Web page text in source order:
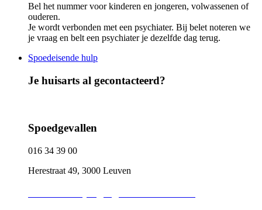
Bel het nummer voor kinderen en jongeren, volwassenen of
ouderen.
Je wordt verbonden met een psychiater. Bij belet noteren we
je vraag en belt een psychiater je dezelfde dag terug.
Spoedeisende hulp
Je huisarts al gecontacteerd?
Spoedgevallen
016 34 39 00
Herestraat 49, 3000 Leuven